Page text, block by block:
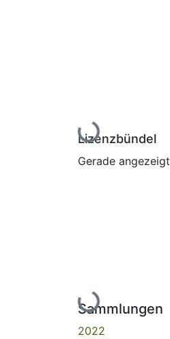
Lade...
Lizenzbündel
Gerade angezeigt
Lade...
Sammlungen
2022